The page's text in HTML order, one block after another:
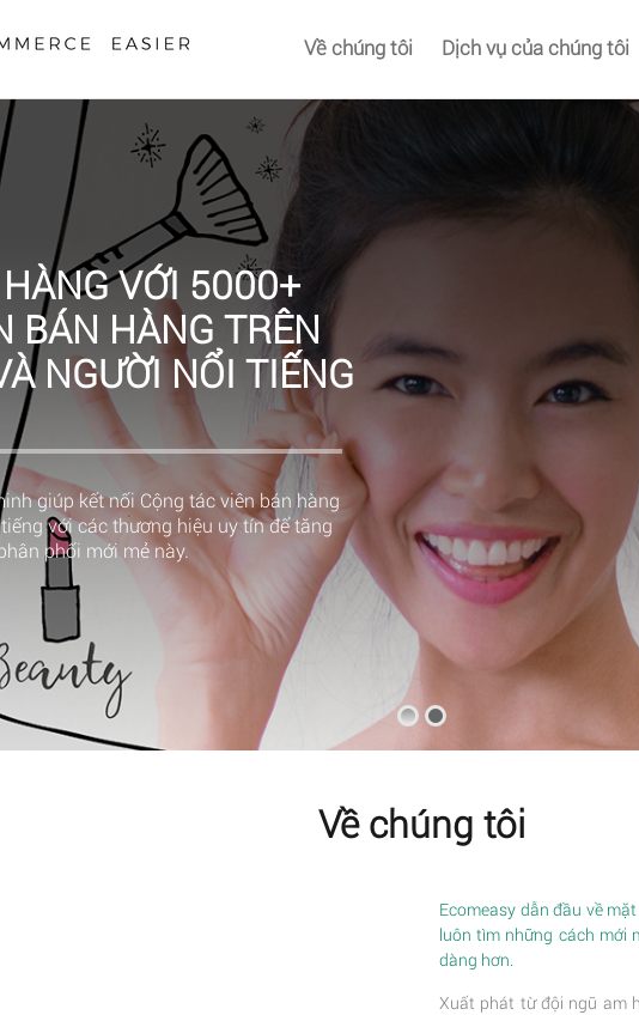
Về chúng tôi Dịch vụ của chúng tôi
VỚI 5000+
BÁN HÀNG TRÊN
NGƯỜI NỔI TIẾNG
giúp kết nối Cộng tác viên bán hàng
với các thương hiệu uy tín để tăng
phối mới mẻ này.
Về chúng tôi
Ecomeasy dẫn đầu về
luôn tìm những cách mới
dàng hơn.
Xuất phát từ đội ngũ am